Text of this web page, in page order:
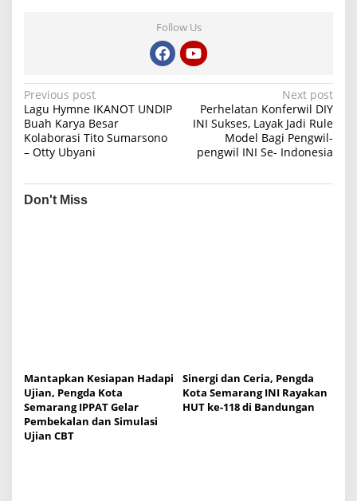
Follow Us
P
o
s
n
a
n
Previous post
Lagu Hymne IKANOT UNDIP
Buah Karya Besar
Kolaborasi Tito Sumarsono
– Otty Ubyani
Next post
Perhelatan Konferwil DIY
INI Sukses, Layak Jadi Rule
Model Bagi Pengwil-
pengwil INI Se- Indonesia
Don't Miss
Mantapkan Kesiapan Hadapi
Ujian, Pengda Kota
Semarang IPPAT Gelar
Pembekalan dan Simulasi
Ujian CBT
Sinergi dan Ceria, Pengda
Kota Semarang INI Rayakan
HUT ke-118 di Bandungan